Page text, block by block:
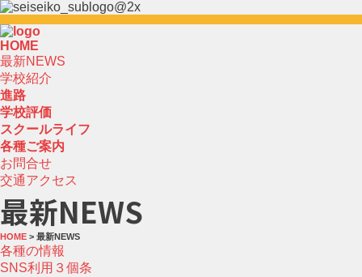
HOME
最新NEWS
学校紹介
進路
学校評価
スクールライフ
各種ご案内
お問合せ
交通アクセス
最新NEWS
HOME > 最新NEWS
各種の情報
SNS利用３個条